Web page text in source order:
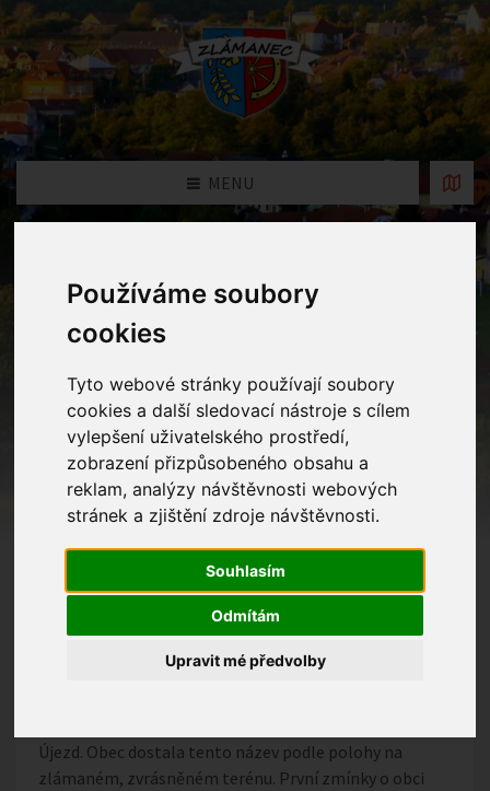
Používáme soubory
cookies
Tyto webové stránky používají soubory
cookies a další sledovací nástroje s cílem
vylepšení uživatelského prostředí,
zobrazení přizpůsobeného obsahu a
reklam, analýzy návštěvnosti webových
stránek a zjištění zdroje návštěvnosti.
Souhlasím
Odmítám
Upravit mé předvolby
MENU
Historie
Domů Historie
Újezd. Obec dostala tento název podle polohy na
zlámaném, zvrásněném terénu. První zmínky o obci